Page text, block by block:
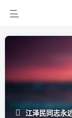
江泽民同志永